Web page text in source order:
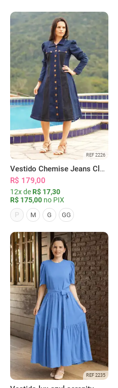
REF 2226
Vestido Chemise Jeans Clássica Serena
R$ 179,00
12x de R$ 17,30
R$ 175,00 no PIX
P
M G GG
REF 2235